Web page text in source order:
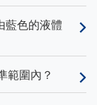
藍色的液體
範圍內？